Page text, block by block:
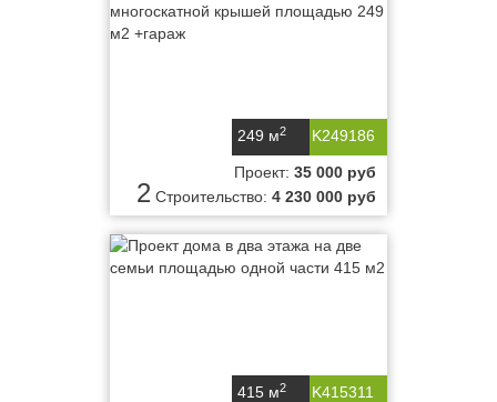
K249186
249 м2
2
Проект: 35 000 руб
Строительство: 4 230 000 руб
K415311
415 м2